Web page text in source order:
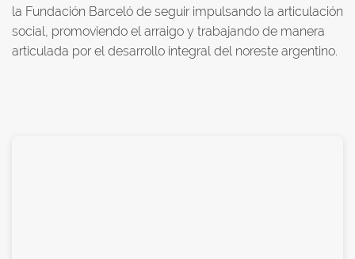
la Fundación Barceló de seguir impulsando la articulación
social, promoviendo el arraigo y trabajando de manera
articulada por el desarrollo integral del noreste argentino.